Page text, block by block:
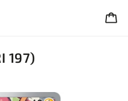
197)